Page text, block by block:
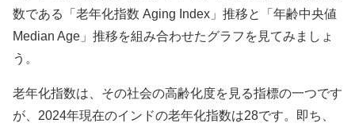
数である「老年化指数 Aging Index」推移と「年齢中央値
Median Age」推移を組み合わせたグラフを見てみましょ
う。
老年化指数は、その社会の高齢化度を見る指標の一つです
が、2024年現在のインドの老年化指数は28です。即ち、